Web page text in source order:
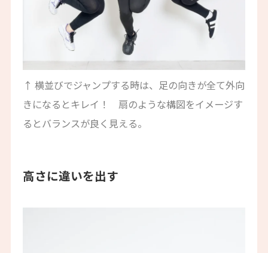
↑ 横並びでジャンプする時は、足の向きが全て外向
きになるとキレイ！ 扇のような構図をイメージす
るとバランスが良く見える。
高さに違いを出す